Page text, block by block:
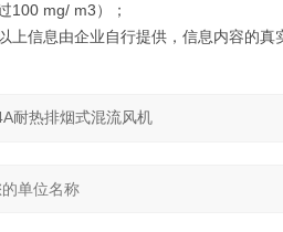
100 mg/ m3）；
上信息由企业自行提供，信息内容的真